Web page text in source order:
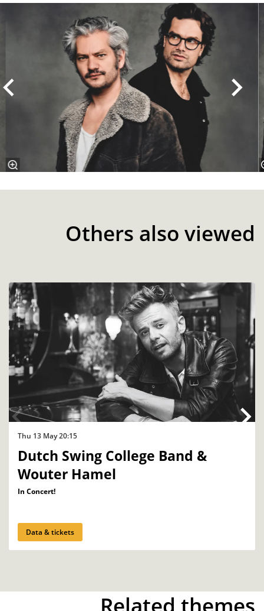
Others also viewed
Dutch Swing College Band &
Wouter Hamel
In Concert!
Thu 13 May20:15
Data & tickets